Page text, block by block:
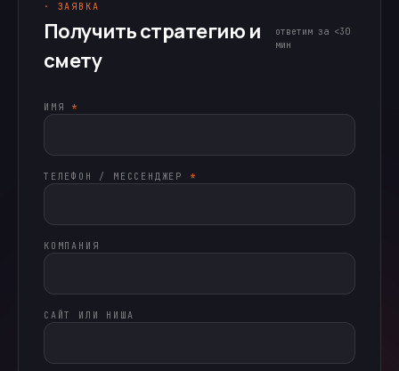
· ЗАЯВКА
Получить стратегию и
смету
ответим за <30
мин
ИМЯ *
ТЕЛЕФОН / МЕССЕНДЖЕР *
КОМПАНИЯ
САЙТ ИЛИ НИША